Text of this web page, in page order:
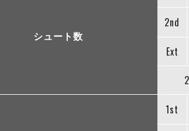
シュート数
2nd
Ext
1st